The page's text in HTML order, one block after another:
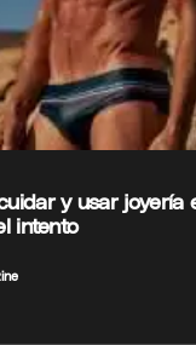
y usar joyería
intento